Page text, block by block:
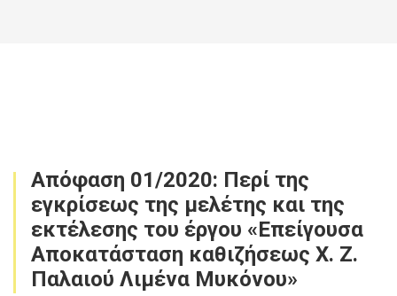
Απόφαση 01/2020: Περί της
εγκρίσεως της μελέτης και της
εκτέλεσης του έργου «Επείγουσα
Αποκατάσταση καθιζήσεως Χ. Ζ.
Παλαιού Λιμένα Μυκόνου»